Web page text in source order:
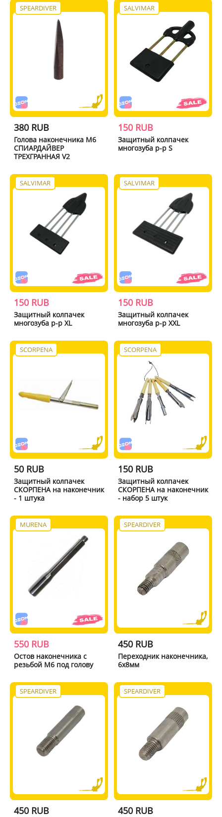
SPEARDIVER
380 RUB
Голова наконечника М6
СПИАРДАЙВЕР
ТРЕХГРАННАЯ V2
SALVIMAR
150 RUB
Защитный колпачек
многозуба р-р S
SALVIMAR
150 RUB
Защитный колпачек
многозуба р-р XL
SALVIMAR
150 RUB
Защитный колпачек
многозуба р-р XXL
SCORPENA
50 RUB
Защитный колпачек
СКОРПЕНА на наконечник
- 1 штука
SCORPENA
150 RUB
Защитный колпачек
СКОРПЕНА на наконечник
- набор 5 штук
MURENA
550 RUB
Остов наконечника с
резьбой M6 под голову
SPEARDIVER
450 RUB
Переходник наконечника,
6х8мм
SPEARDIVER
450 RUB
SPEARDIVER
450 RUB